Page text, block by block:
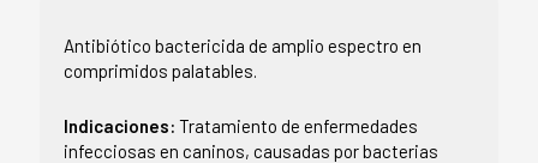
Antibiótico bactericida de amplio espectro en
comprimidos palatables.
Indicaciones: Tratamiento de enfermedades
infecciosas en caninos, causadas por bacterias